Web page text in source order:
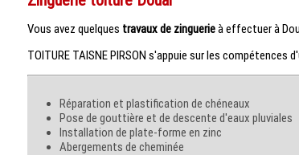
Vous avez quelques travaux de zinguerieà effectuer à
TOITURE TAISNE PIRSON s'appuie sur les compétences
Réparation et plastification de chéneaux
Pose de gouttière et de descente d'eaux pluviales
Installation de plate-forme en zinc
Abergements de cheminée